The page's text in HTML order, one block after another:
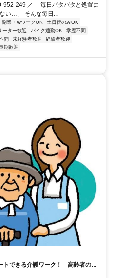
952-249 ／ 「毎日バタバタと処置に
い…」 そんな毎日...
副業・WワークOK
土日祝のみOK
ーター歓迎 バイク通勤OK
学歴不問
問 未経験者歓迎
経験者歓迎
期歓迎
トできる介護ワーク！ 高齢者の入